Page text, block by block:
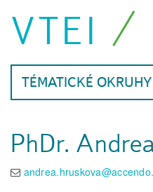
VTEI
TÉMATICKÉ OKRUHY
PhDr.